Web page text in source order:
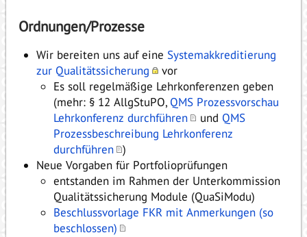
Ordnungen/Prozesse
Wir bereiten uns auf eine Systemakkreditierung
zur Qualitätssicherung
vor
Es soll regelmäßige Lehrkonferenzen geben
(mehr: § 12 AllgStuPO, QMS Prozessvorschau
Lehrkonferenz durchführen
und QMS
Prozessbeschreibung Lehrkonferenz
durchführen
)
Neue Vorgaben für Portfolioprüfungen
entstanden im Rahmen der Unterkommission
Qualitätssicherung Module (QuaSiModu)
Beschlussvorlage FKR mit Anmerkungen (so
beschlossen)